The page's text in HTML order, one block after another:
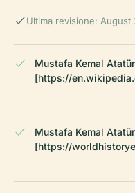
Ultima revisione: August
Mustafa Kemal
[https://
Mustafa Kemal
[https://